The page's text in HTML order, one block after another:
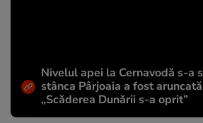
Nivelul apei la Cernavodă s-a
stânca Pârjoaia a fost
„Scăderea Dunării s-a oprit”